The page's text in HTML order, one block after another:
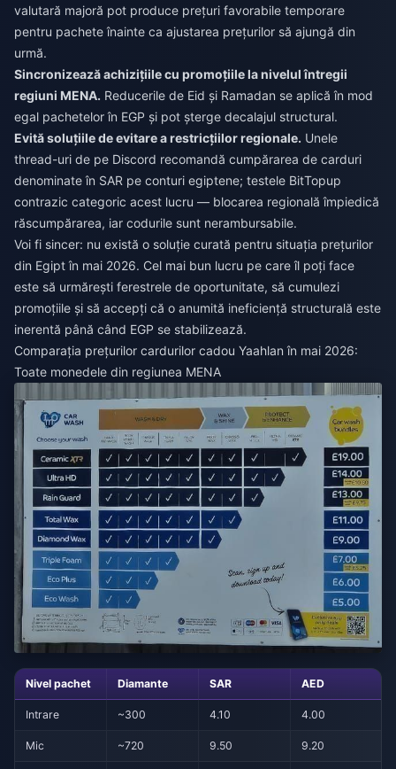
valutară majoră pot produce prețuri favorabile temporare
pentru pachete înainte ca ajustarea prețurilor să ajungă din
urmă.
Sincronizează achizițiile cu promoțiile la nivelul întregii
regiuni MENA. Reducerile de Eid și Ramadan se aplică în mod
egal pachetelor în EGP și pot șterge decalajul structural.
Evită soluțiile de evitare a restricțiilor regionale. Unele
thread-uri de pe Discord recomandă cumpărarea de carduri
denominate în SAR pe conturi egiptene; testele BitTopup
contrazic categoric acest lucru — blocarea regională împiedică
răscumpărarea, iar codurile sunt nerambursabile.
Voi fi sincer: nu există o soluție curată pentru situația prețurilor
din Egipt în mai 2026. Cel mai bun lucru pe care îl poți face
este să urmărești ferestrele de oportunitate, să cumulezi
promoțiile și să accepți că o anumită ineficiență structurală este
inerentă până când EGP se stabilizează.
Comparația prețurilor cardurilor cadou Yaahlan în mai 2026:
Toate monedele din regiunea MENA
Nivel pachet Diamante SAR AED
Intrare ~300 4.10 4.00
Mic ~720 9.50 9.20